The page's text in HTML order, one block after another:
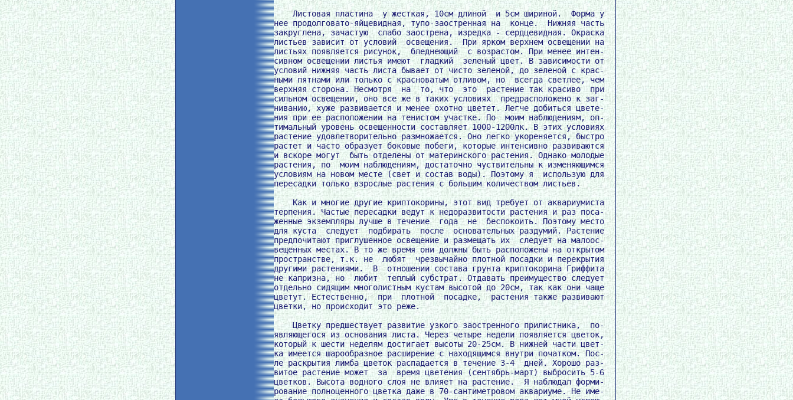
    Листовая пластина  у жесткая, 10см длиной  и 5см шириной.  Форма у
нее продолговато-яйцевидная, тупо-заостренная на  конце.  Нижняя часть
закруглена, зачастую  слабо заострена, изредка - сердцевидная. Окраска
листьев зависит от условий  освещения.  При ярком верхнем освещении на
листьях появляется рисунок,  бледнеющий  с возрастом. При менее интен-
сивном освещении листья имеют  гладкий  зеленый цвет. В зависимости от
условий нижняя часть листа бывает от чисто зеленой, до зеленой с крас-
ными пятнами или только с красноватым отливом, но  всегда светлее, чем
верхняя сторона. Несмотря  на  то, что  это  растение так красиво  при
сильном освещении, оно все же в таких условиях  предрасположено к заг-
ниванию, хуже развивается и менее охотно цветет. Легче добиться цвете-
ния при ее расположении на тенистом участке. По  моим наблюдениям, оп-
тимальный уровень освещенности составляет 1000-1200лк. В этих условиях
растение удовлетворительно размножается. Оно легко укореняется, быстро
растет и часто образует боковые побеги, которые интенсивно развиваются
и вскоре могут  быть отделены от материнского растения. Однако молодые
растения, по  моим наблюдениям, достаточно чуствительны к изменяющимся
условиям на новом месте (свет и состав воды). Поэтому я  использую для
пересадки только взрослые растения с большим количеством листьев.
    Как и многие другие криптокорины, этот вид требует от аквариумиста
терпения. Частые пересадки ведут к недоразвитости растения и раз поса-
женные экземпляры лучше в течение  года  не  беспокоить. Поэтому место
для куста  следует  подбирать  после  основательных раздумий. Растение
предпочитают приглушенное освещение и размещать их  следует на малоос-
вещенных местах. В то же время они должны быть расположены на открытом
пространстве, т.к. не  любят  чрезвычайно плотной посадки и перекрытия
другими растениями.  В  отношении состава грунта криптокорина Гриффита
не капризна, но  любит  теплый субстрат. Отдавать преимущество следует
отдельно сидящим многолистным кустам высотой до 20см, так как они чаще
цветут. Естественно,  при  плотной  посадке,  растения также развивают
цветки, но происходит это реже.
    Цветку предшествует развитие узкого заостренного прилистника,  по-
являющегося из основания листа. Через четыре недели появляется цветок,
который к шести неделям достигает высоты 20-25см. В нижней части цвет-
ка имеется шарообразное расширение с находящимся внутри початком. Пос-
ле раскрытия лимба цветок распадается в течение 3-4  дней. Хорошо раз-
витое растение может  за  время цветения (сентябрь-март) выбросить 5-6
цветков. Высота водного слоя не влияет на растение.  Я наблюдал форми-
рование полноценного цветка даже в 70-сантиметровом аквариуме. Не име-